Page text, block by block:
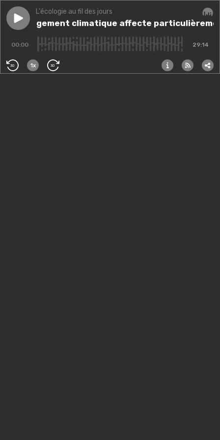
Play episodeLe changement climatique affecte particulièrement
L'écologie au fil des jours
Le changement climatique affecte
00:00 29:14
30 1x 30